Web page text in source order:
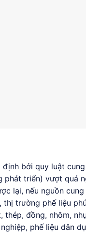
bởi quy luật
triển) vượt quá
lại, nếu nguồn
thị trường phế liệu
đồng, nhôm,
phế liệu dân